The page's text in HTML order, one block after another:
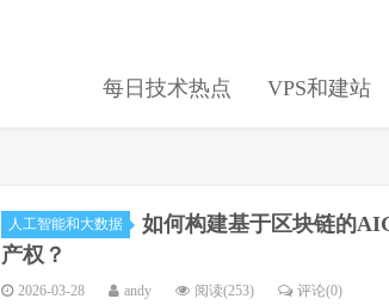
每日技术热点 VPS和建站
人工智能和大数据
如何构建基于区块链的
产权？
2026-03-28 andy 阅读(253) 评论(0)